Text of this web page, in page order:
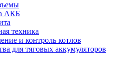
АКБ
техника
и контроль котлов
для тяговых аккумуляторов